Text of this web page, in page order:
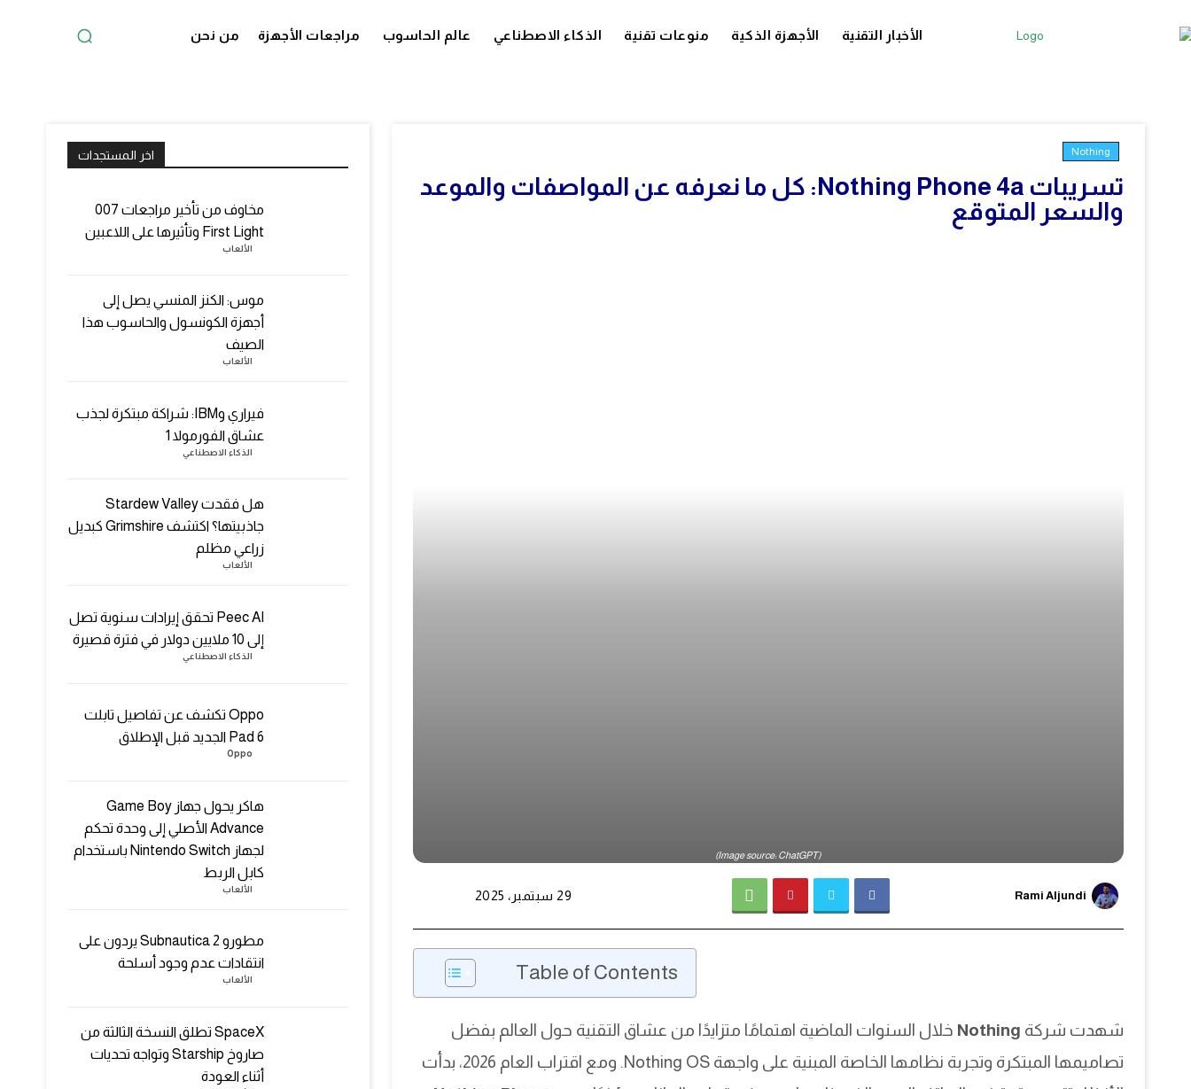
الأخبار التقنية الأجهزة الذكية منوعات تقنية الذكاء الاصطناعي عالم الحاسوب مراجعات الأجهزة من نحن
Nothing
تسريبات Nothing Phone 4a: كل ما نعرفه عن المواصفات والموعد
والسعر المتوقع
(Image source: ChatGPT)
Rami Aljundi 29 سبتمبر، 2025
Table of Contents
شهدت شركة Nothing خلال السنوات الماضية اهتمامًا متزايدًا من عشاق التقنية حول العالم بفضل
تصاميمها المبتكرة وتجربة نظامها الخاصة المبنية على واجهة Nothing OS. ومع اقتراب العام 2026، بدأت
اخر المستجدات
مخاوف من تأخير مراجعات 007
First Light وتأثيرها على اللاعبين
الألعاب
موس: الكنز المنسي يصل إلى
أجهزة الكونسول والحاسوب هذا
الصيف
الألعاب
فيراري وIBM: شراكة مبتكرة لجذب
عشاق الفورمولا 1
الذكاء الاصطناعي
هل فقدت Stardew Valley
جاذبيتها؟ اكتشف Grimshire كبديل
زراعي مظلم
الألعاب
Peec AI تحقق إيرادات سنوية تصل
إلى 10 ملايين دولار في فترة قصيرة
الذكاء الاصطناعي
Oppo تكشف عن تفاصيل تابلت
Pad 6 الجديد قبل الإطلاق
Oppo
هاكر يحول جهاز Game Boy
Advance الأصلي إلى وحدة تحكم
لجهاز Nintendo Switch باستخدام
كابل الربط
الألعاب
مطورو Subnautica 2 يردون على
انتقادات عدم وجود أسلحة
الألعاب
SpaceX تطلق النسخة الثالثة من
صاروخ Starship وتواجه تحديات
أثناء العودة